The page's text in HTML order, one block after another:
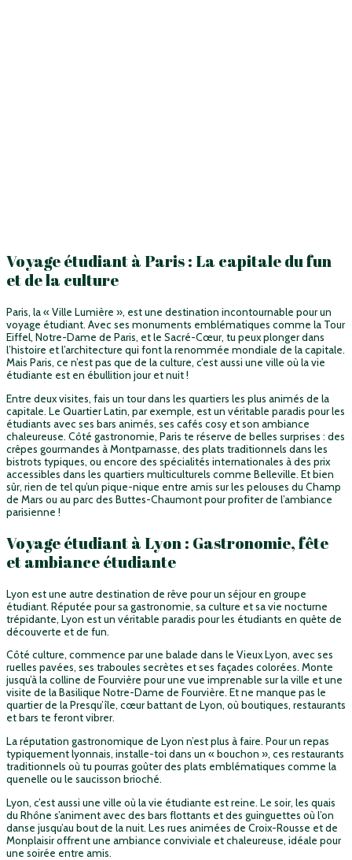
Voyage étudiant à Paris : La capitale du fun
et de la culture
Paris, la « Ville Lumière », est une destination incontournable pour un
voyage étudiant. Avec ses monuments emblématiques comme la Tour
Eiffel, Notre-Dame de Paris, et le Sacré-Cœur, tu peux plonger dans
l’histoire et l’architecture qui font la renommée mondiale de la capitale.
Mais Paris, ce n’est pas que de la culture, c’est aussi une ville où la vie
étudiante est en ébullition jour et nuit !
Entre deux visites, fais un tour dans les quartiers les plus animés de la
capitale. Le Quartier Latin, par exemple, est un véritable paradis pour les
étudiants avec ses bars animés, ses cafés cosy et son ambiance
chaleureuse. Côté gastronomie, Paris te réserve de belles surprises : des
crêpes gourmandes à Montparnasse, des plats traditionnels dans les
bistrots typiques, ou encore des spécialités internationales à des prix
accessibles dans les quartiers multiculturels comme Belleville. Et bien
sûr, rien de tel qu’un pique-nique entre amis sur les pelouses du Champ
de Mars ou au parc des Buttes-Chaumont pour profiter de l’ambiance
parisienne !
Voyage étudiant à Lyon : Gastronomie, fête
et ambiance étudiante
Lyon est une autre destination de rêve pour un séjour en groupe
étudiant. Réputée pour sa gastronomie, sa culture et sa vie nocturne
trépidante, Lyon est un véritable paradis pour les étudiants en quête de
découverte et de fun.
Côté culture, commence par une balade dans le Vieux Lyon, avec ses
ruelles pavées, ses traboules secrètes et ses façades colorées. Monte
jusqu’à la colline de Fourvière pour une vue imprenable sur la ville et une
visite de la Basilique Notre-Dame de Fourvière. Et ne manque pas le
quartier de la Presqu’île, cœur battant de Lyon, où boutiques, restaurants
et bars te feront vibrer.
La réputation gastronomique de Lyon n’est plus à faire. Pour un repas
typiquement lyonnais, installe-toi dans un « bouchon », ces restaurants
traditionnels où tu pourras goûter des plats emblématiques comme la
quenelle ou le saucisson brioché.
Lyon, c’est aussi une ville où la vie étudiante est reine. Le soir, les quais
du Rhône s’animent avec des bars flottants et des guinguettes où l’on
danse jusqu’au bout de la nuit. Les rues animées de Croix-Rousse et de
Monplaisir offrent une ambiance conviviale et chaleureuse, idéale pour
une soirée entre amis.